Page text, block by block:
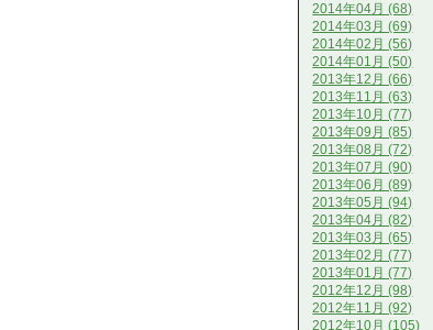
2014年04月 (68)
2014年03月 (69)
2014年02月 (56)
2014年01月 (50)
2013年12月 (66)
2013年11月 (63)
2013年10月 (77)
2013年09月 (85)
2013年08月 (72)
2013年07月 (90)
2013年06月 (89)
2013年05月 (94)
2013年04月 (82)
2013年03月 (65)
2013年02月 (77)
2013年01月 (77)
2012年12月 (98)
2012年11月 (92)
2012年10月 (105)